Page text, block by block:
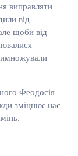
виправляти
від
щоби від
Феодосія
зміцнює нас